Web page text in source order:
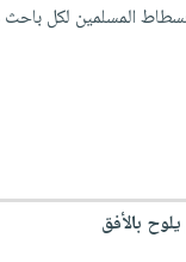
المسلمين لكل
بالأفق